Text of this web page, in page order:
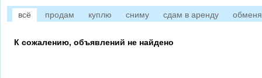
всё продам куплю сниму сдам в аренду
К сожалению, объявлений не найдено